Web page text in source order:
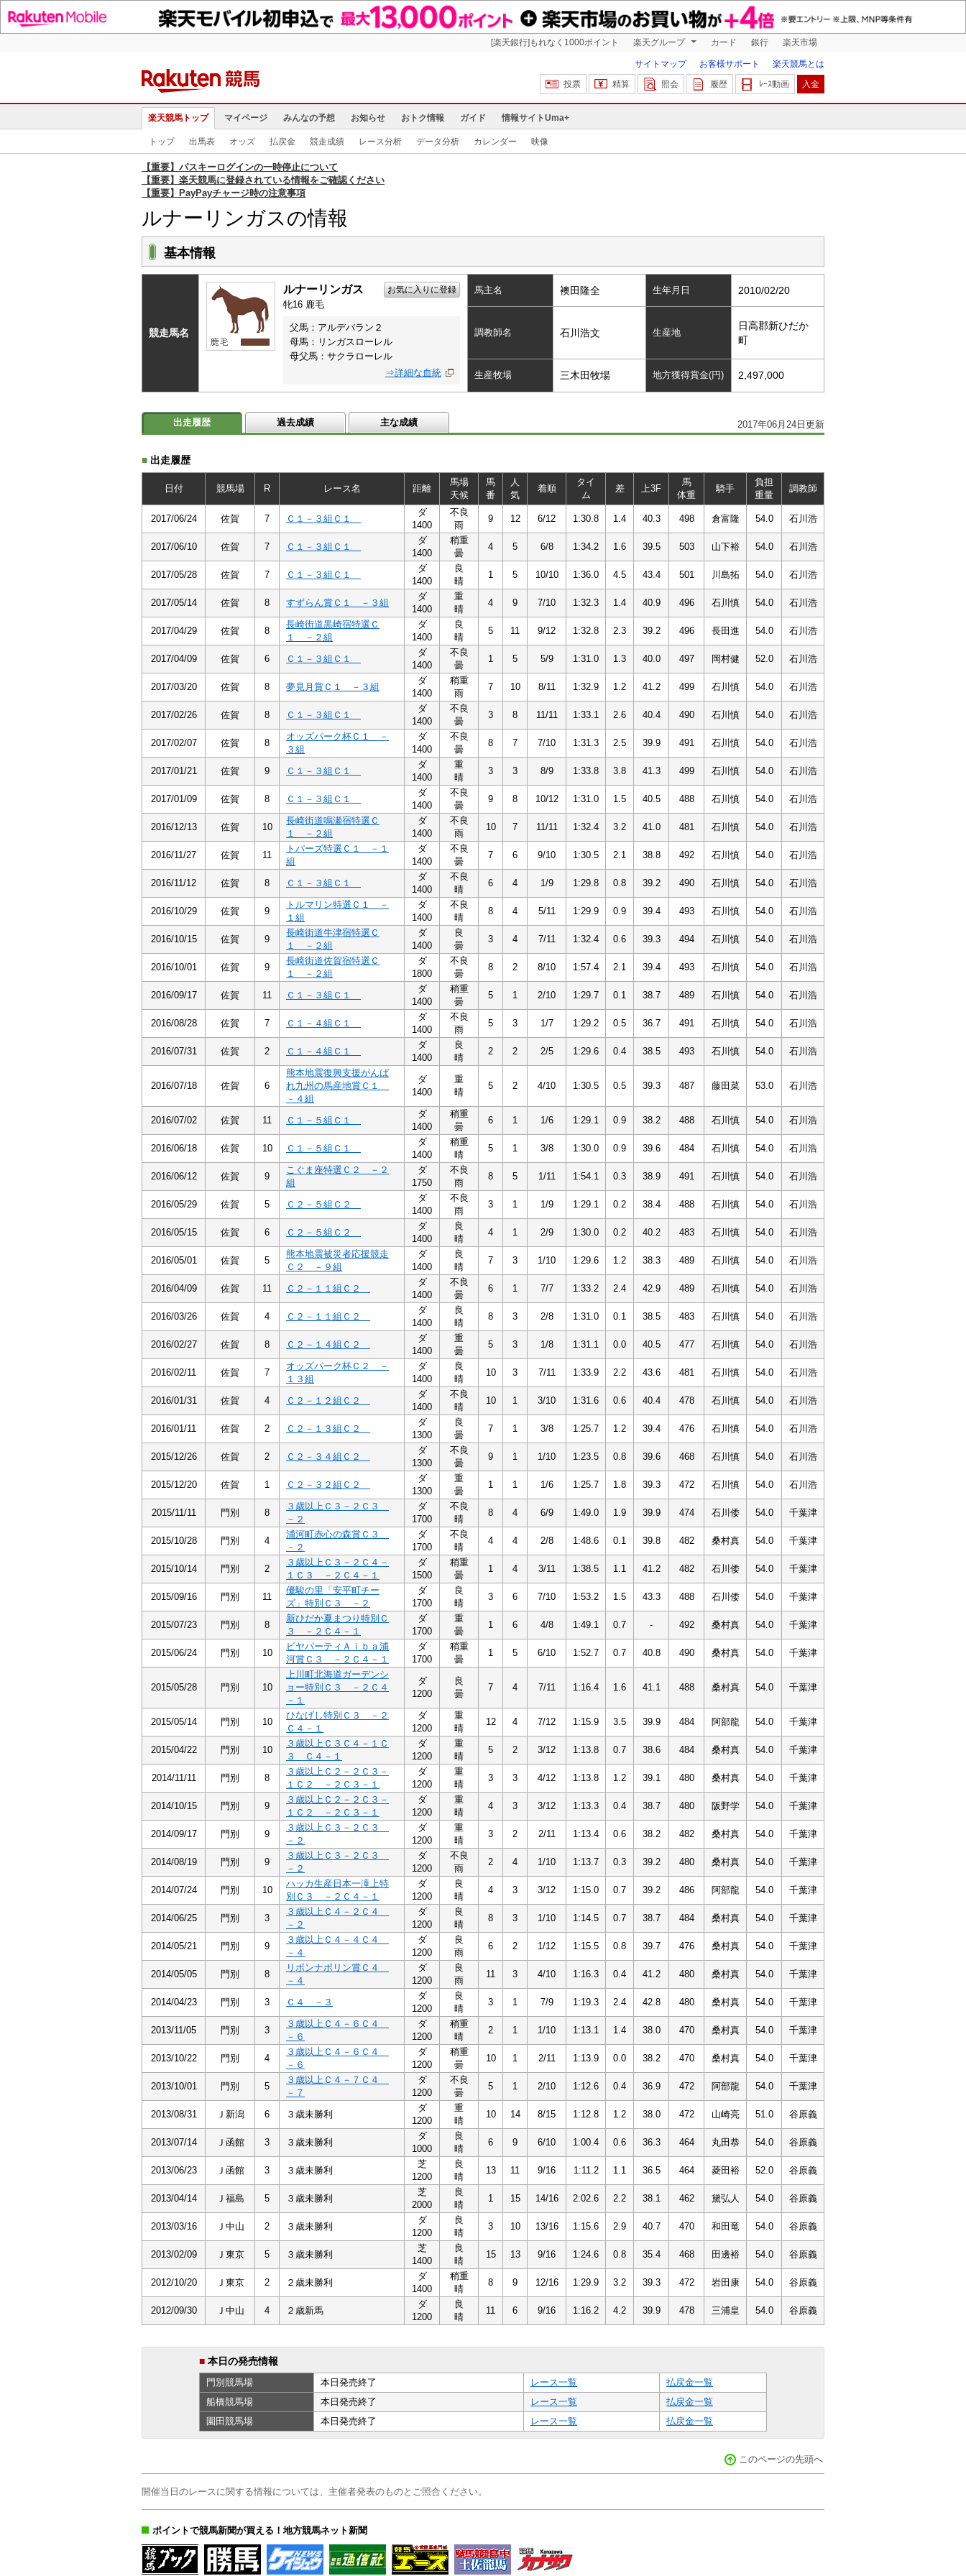
[楽天銀行]もれなく1000ポイント 楽天グループ カード 銀行 楽天市場
サイトマップ お客様サポート
楽天競馬とは
投票
精算 照会 履歴 ﾚｰｽ動画 入金
楽天競馬トップ マイページ みんなの予想 お知らせ おトク情報 ガイド 情報サイトUma+
トップ 出馬表 オッズ 払戻金 競走成績 レース分析 データ分析 カレンダー 映像
【重要】パスキーログインの一時停止について
【重要】楽天競馬に登録されている情報をご確認ください
【重要】PayPayチャージ時の注意事項
ルナーリンガスの情報
基本情報
競走馬名
ルナーリンガス お気に入りに登録
牝16 鹿毛
父馬：アルデバラン２
母馬：リンガスローレル
母父馬：サクラローレル
⇒詳細な血統
馬主名 襖田隆全 生年月日 2010/02/20
調教師名 石川浩文 生産地
日高郡新ひだか
町
生産牧場 三木田牧場 地方獲得賞金(円) 2,497,000
2017年06月24日更新
出走履歴 過去成績 主な成績
■ 出走履歴
日付 競馬場 R レース名 距離
馬場
天候
馬
番
人
気
着順
タイ
ム
差 上3F
馬
体重
騎手
負担
重量
調教師
2017/06/24 佐賀 7 Ｃ１－３組Ｃ１
ダ
1400
不良
雨
9 12 6/12 1:30.8 1.4 40.3 498 倉富隆 54.0 石川浩
2017/06/10 佐賀 7 Ｃ１－３組Ｃ１
ダ
1400
稍重
曇
4 5 6/8 1:34.2 1.6 39.5 503 山下裕 54.0 石川浩
2017/05/28 佐賀 7 Ｃ１－３組Ｃ１
ダ
1400
良
晴
1 5 10/10 1:36.0 4.5 43.4 501 川島拓 54.0 石川浩
2017/05/14 佐賀 8 すずらん賞Ｃ１ －３組
ダ
1400
重
晴
4 9 7/10 1:32.3 1.4 40.9 496 石川慎 54.0 石川浩
2017/04/29 佐賀 8
長崎街道黒崎宿特選Ｃ
１ －２組
ダ
1400
良
晴
5 11 9/12 1:32.8 2.3 39.2 496 長田進 54.0 石川浩
2017/04/09 佐賀 6 Ｃ１－３組Ｃ１
ダ
1400
不良
曇
1 5 5/9 1:31.0 1.3 40.0 497 岡村健 52.0 石川浩
2017/03/20 佐賀 8 夢見月賞Ｃ１ －３組
ダ
1400
稍重
雨
7 10 8/11 1:32.9 1.2 41.2 499 石川慎 54.0 石川浩
2017/02/26 佐賀 8 Ｃ１－３組Ｃ１
ダ
1400
不良
曇
3 8 11/11 1:33.1 2.6 40.4 490 石川慎 54.0 石川浩
2017/02/07 佐賀 8
オッズパーク杯Ｃ１ －
３組
ダ
1400
不良
曇
8 7 7/10 1:31.3 2.5 39.9 491 石川慎 54.0 石川浩
2017/01/21 佐賀 9 Ｃ１－３組Ｃ１
ダ
1400
重
晴
3 3 8/9 1:33.8 3.8 41.3 499 石川慎 54.0 石川浩
2017/01/09 佐賀 8 Ｃ１－３組Ｃ１
ダ
1400
不良
曇
9 8 10/12 1:31.0 1.5 40.5 488 石川慎 54.0 石川浩
2016/12/13 佐賀 10
長崎街道鳴瀬宿特選Ｃ
１ －２組
ダ
1400
不良
雨
10 7 11/11 1:32.4 3.2 41.0 481 石川慎 54.0 石川浩
2016/11/27 佐賀 11
トパーズ特選Ｃ１ －１
組
ダ
1400
不良
曇
7 6 9/10 1:30.5 2.1 38.8 492 石川慎 54.0 石川浩
2016/11/12 佐賀 8 Ｃ１－３組Ｃ１
ダ
1400
不良
晴
6 4 1/9 1:29.8 0.8 39.2 490 石川慎 54.0 石川浩
2016/10/29 佐賀 9
トルマリン特選Ｃ１ －
１組
ダ
1400
不良
晴
8 4 5/11 1:29.9 0.9 39.4 493 石川慎 54.0 石川浩
2016/10/15 佐賀 9
長崎街道牛津宿特選Ｃ
１ －２組
ダ
1400
良
曇
3 4 7/11 1:32.4 0.6 39.3 494 石川慎 54.0 石川浩
2016/10/01 佐賀 9
長崎街道佐賀宿特選Ｃ
１ －２組
ダ
1800
不良
曇
8 2 8/10 1:57.4 2.1 39.4 493 石川慎 54.0 石川浩
2016/09/17 佐賀 11 Ｃ１－３組Ｃ１
ダ
1400
稍重
曇
5 1 2/10 1:29.7 0.1 38.7 489 石川慎 54.0 石川浩
2016/08/28 佐賀 7 Ｃ１－４組Ｃ１
ダ
1400
不良
雨
5 3 1/7 1:29.2 0.5 36.7 491 石川慎 54.0 石川浩
2016/07/31 佐賀 2 Ｃ１－４組Ｃ１
ダ
1400
良
晴
2 2 2/5 1:29.6 0.4 38.5 493 石川慎 54.0 石川浩
2016/07/18 佐賀 6
熊本地震復興支援がんば
れ九州の馬産地賞Ｃ１
－４組
ダ
1400
重
晴
5 2 4/10 1:30.5 0.5 39.3 487 藤田菜 53.0 石川浩
2016/07/02 佐賀 11 Ｃ１－５組Ｃ１
ダ
1400
稍重
曇
6 1 1/6 1:29.1 0.9 38.2 488 石川慎 54.0 石川浩
2016/06/18 佐賀 10 Ｃ１－５組Ｃ１
ダ
1400
稍重
晴
5 1 3/8 1:30.0 0.9 39.6 484 石川慎 54.0 石川浩
2016/06/12 佐賀 9
こぐま座特選Ｃ２ －２
組
ダ
1750
不良
雨
8 5 1/11 1:54.1 0.3 38.9 491 石川慎 54.0 石川浩
2016/05/29 佐賀 5 Ｃ２－５組Ｃ２
ダ
1400
不良
雨
3 1 1/9 1:29.1 0.2 38.4 488 石川慎 54.0 石川浩
2016/05/15 佐賀 6 Ｃ２－５組Ｃ２
ダ
1400
良
晴
4 1 2/9 1:30.0 0.2 40.2 483 石川慎 54.0 石川浩
2016/05/01 佐賀 5
熊本地震被災者応援競走
Ｃ２ －９組
ダ
1400
良
晴
7 3 1/10 1:29.6 1.2 38.3 489 石川慎 54.0 石川浩
2016/04/09 佐賀 11 Ｃ２－１１組Ｃ２
ダ
1400
不良
曇
6 1 7/7 1:33.2 2.4 42.9 489 石川慎 54.0 石川浩
2016/03/26 佐賀 4 Ｃ２－１１組Ｃ２
ダ
1400
良
晴
8 3 2/8 1:31.0 0.1 38.5 483 石川慎 54.0 石川浩
2016/02/27 佐賀 8 Ｃ２－１４組Ｃ２
ダ
1400
重
曇
5 3 1/8 1:31.1 0.0 40.5 477 石川慎 54.0 石川浩
2016/02/11 佐賀 7
オッズパーク杯Ｃ２ －
１３組
ダ
1400
良
晴
10 3 7/11 1:33.9 2.2 43.6 481 石川慎 54.0 石川浩
2016/01/31 佐賀 4 Ｃ２－１２組Ｃ２
ダ
1400
不良
晴
10 1 3/10 1:31.6 0.6 40.4 478 石川慎 54.0 石川浩
2016/01/11 佐賀 2 Ｃ２－１３組Ｃ２
ダ
1300
良
曇
7 1 3/8 1:25.7 1.2 39.4 476 石川慎 54.0 石川浩
2015/12/26 佐賀 2 Ｃ２－３４組Ｃ２
ダ
1300
不良
曇
9 1 1/10 1:23.5 0.8 39.6 468 石川慎 54.0 石川浩
2015/12/20 佐賀 1 Ｃ２－３２組Ｃ２
ダ
1300
重
曇
1 1 1/6 1:25.7 1.8 39.3 472 石川慎 54.0 石川浩
2015/11/11 門別 8
３歳以上Ｃ３－２Ｃ３
－２
ダ
1700
不良
晴
8 4 6/9 1:49.0 1.9 39.9 474 石川倭 54.0 千葉津
2015/10/28 門別 4
浦河町赤心の森賞Ｃ３
－２
ダ
1700
不良
晴
4 4 2/8 1:48.6 0.1 39.8 482 桑村真 54.0 千葉津
2015/10/14 門別 2
３歳以上Ｃ３－２Ｃ４－
１Ｃ３ －２Ｃ４－１
ダ
1500
稍重
曇
1 4 3/11 1:38.5 1.1 41.2 482 石川倭 54.0 千葉津
2015/09/16 門別 11
優駿の里「安平町チー
ズ」特別Ｃ３ －２
ダ
1700
良
晴
3 6 7/10 1:53.2 1.5 43.3 488 石川倭 54.0 千葉津
2015/07/23 門別 8
新ひだか夏まつり特別Ｃ
３ －２Ｃ４－１
ダ
1700
重
曇
1 6 4/8 1:49.1 0.7 - 492 桑村真 54.0 千葉津
2015/06/24 門別 10
ビヤパーティＡｉｂａ浦
河賞Ｃ３ －２Ｃ４－１
ダ
1700
稍重
曇
1 5 6/10 1:52.7 0.7 40.8 490 桑村真 54.0 千葉津
2015/05/28 門別 10
上川町北海道ガーデンシ
ョー特別Ｃ３ －２Ｃ４
－１
ダ
1200
良
曇
7 4 7/11 1:16.4 1.6 41.1 488 桑村真 54.0 千葉津
2015/05/14 門別 10
ひなげし特別Ｃ３ －２
Ｃ４－１
ダ
1200
重
晴
12 4 7/12 1:15.9 3.5 39.9 484 阿部龍 54.0 千葉津
2015/04/22 門別 10
３歳以上Ｃ３Ｃ４－１Ｃ
３ Ｃ４－１
ダ
1200
重
晴
5 2 3/12 1:13.8 0.7 38.6 484 桑村真 54.0 千葉津
2014/11/11 門別 8
３歳以上Ｃ２－２Ｃ３－
１Ｃ２ －２Ｃ３－１
ダ
1200
重
晴
3 3 4/12 1:13.8 1.2 39.1 480 桑村真 54.0 千葉津
2014/10/15 門別 9
３歳以上Ｃ２－２Ｃ３－
１Ｃ２ －２Ｃ３－１
ダ
1200
重
晴
4 3 3/12 1:13.3 0.4 38.7 480 阪野学 54.0 千葉津
2014/09/17 門別 9
３歳以上Ｃ３－２Ｃ３
－２
ダ
1200
重
晴
3 2 2/11 1:13.4 0.6 38.2 482 桑村真 54.0 千葉津
2014/08/19 門別 9
３歳以上Ｃ３－２Ｃ３
－２
ダ
1200
不良
雨
2 4 1/10 1:13.7 0.3 39.2 480 桑村真 54.0 千葉津
2014/07/24 門別 10
ハッカ生産日本一滝上特
別Ｃ３ －２Ｃ４－１
ダ
1200
良
晴
4 3 3/12 1:15.0 0.7 39.2 486 阿部龍 54.0 千葉津
2014/06/25 門別 3
３歳以上Ｃ４－２Ｃ４
－２
ダ
1200
良
晴
8 3 1/10 1:14.5 0.7 38.7 484 桑村真 54.0 千葉津
2014/05/21 門別 9
３歳以上Ｃ４－４Ｃ４
－４
ダ
1200
良
雨
6 2 1/12 1:15.5 0.8 39.7 476 桑村真 54.0 千葉津
2014/05/05 門別 8
リボンナポリン賞Ｃ４
－４
ダ
1200
良
雨
11 3 4/10 1:16.3 0.4 41.2 480 桑村真 54.0 千葉津
2014/04/23 門別 3 Ｃ４ －３
ダ
1200
良
晴
3 1 7/9 1:19.3 2.4 42.8 480 桑村真 54.0 千葉津
2013/11/05 門別 3
３歳以上Ｃ４－６Ｃ４
－６
ダ
1200
稍重
晴
2 1 1/10 1:13.1 1.4 38.0 470 桑村真 54.0 千葉津
2013/10/22 門別 4
３歳以上Ｃ４－６Ｃ４
－６
ダ
1200
稍重
曇
10 1 2/11 1:13.9 0.0 38.2 470 桑村真 54.0 千葉津
2013/10/01 門別 5
３歳以上Ｃ４－７Ｃ４
－７
ダ
1200
不良
曇
5 1 2/10 1:12.6 0.4 36.9 472 阿部龍 54.0 千葉津
2013/08/31 Ｊ新潟 6 ３歳未勝利
ダ
1200
重
晴
10 14 8/15 1:12.8 1.2 38.0 472 山崎亮 51.0 谷原義
2013/07/14 Ｊ函館 3 ３歳未勝利
ダ
1000
良
晴
6 9 6/10 1:00.4 0.6 36.3 464 丸田恭 54.0 谷原義
2013/06/23 Ｊ函館 3 ３歳未勝利
芝
1200
良
晴
13 11 9/16 1:11.2 1.1 36.5 464 菱田裕 52.0 谷原義
2013/04/14 Ｊ福島 5 ３歳未勝利
芝
2000
良
晴
1 15 14/16 2:02.6 2.2 38.1 462 黛弘人 54.0 谷原義
2013/03/16 Ｊ中山 2 ３歳未勝利
ダ
1200
良
晴
3 10 13/16 1:15.6 2.9 40.7 470 和田竜 54.0 谷原義
2013/02/09 Ｊ東京 5 ３歳未勝利
芝
1400
良
晴
15 13 9/16 1:24.6 0.8 35.4 468 田邊裕 54.0 谷原義
2012/10/20 Ｊ東京 2 ２歳未勝利
ダ
1400
稍重
晴
8 9 12/16 1:29.9 3.2 39.3 472 岩田康 54.0 谷原義
2012/09/30 Ｊ中山 4 ２歳新馬
ダ
1200
良
晴
11 6 9/16 1:16.2 4.2 39.9 478 三浦皇 54.0 谷原義
■ 本日の発売情報
門別競馬場 本日発売終了 レース一覧
払戻金一覧
船橋競馬場 本日発売終了 レース一覧
払戻金一覧
園田競馬場 本日発売終了 レース一覧 払戻金一覧
このページの先頭へ
開催当日のレースに関する情報については、主催者発表のものとご照合ください。
ポイントで競馬新聞が買える！地方競馬ネット新聞